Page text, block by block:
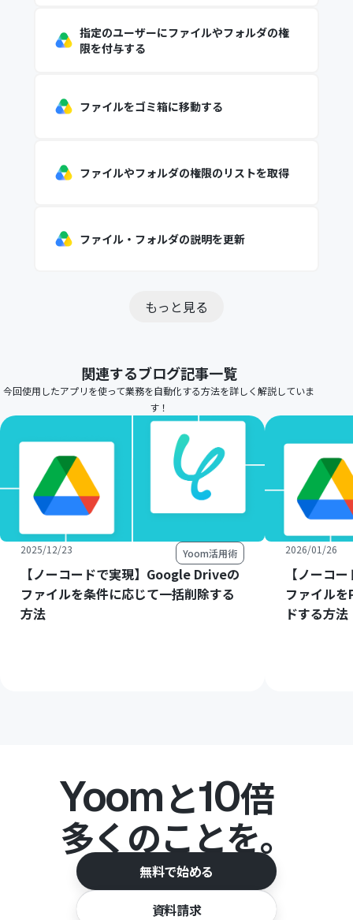
指定のユーザーにファイルやフォルダの権
限を付与する
ファイルをゴミ箱に移動する
ファイルやフォルダの権限のリストを取得
ファイル・フォルダの説明を更新
もっと見る
関連するブログ記事一覧
今回使用したアプリを使って業務を自動化する方法を詳しく解説していま
す！
2025/12/23 Yoom活用術
【ノーコードで実現】Google Driveの
ファイルを条件に応じて一括削除する
方法
2026/01/26
【ノーコ
ファイル
ドする方法
Yoomと10倍
多くのことを。
無料で始める
資料請求